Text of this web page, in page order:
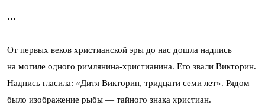
…
От первых веков христианской эры до нас дошла надпись
на могиле одного римлянина-христианина. Его звали Викторин.
Надпись гласила: «Дитя Викторин, тридцати семи лет». Рядом
было изображение рыбы — тайного знака христиан.